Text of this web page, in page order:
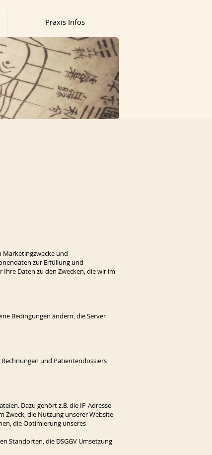
Praxis Infos
Marketingzwecke und
zur Erfüllung und
Daten zu den Zwecken, die wir im
Bedingungen ändern, die Server
und Patientendossiers
Dazu gehört z.B. die IP-Adresse
Zweck, die Nutzung unserer Website
die Optimierung unseres
Standorten, die DSGGV Umsetzung